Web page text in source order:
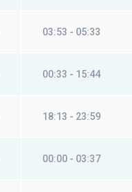
03:53 - 05:33
00:33 - 15:44
18:13 - 23:59
00:00 - 03:37